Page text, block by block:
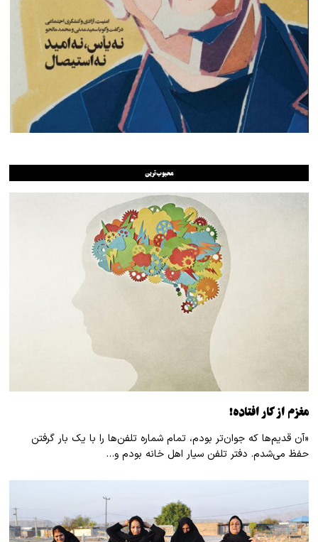
محبوب‌ترین
مغزم از کار افتاده!
«آن قدیم‌ها که جوان‌تر بودم، تمام شماره تلفن‌ها را با یک بار گرفتن
حفظ می‌شدم. دفتر تلفن سیار اهل خانه بودم و…